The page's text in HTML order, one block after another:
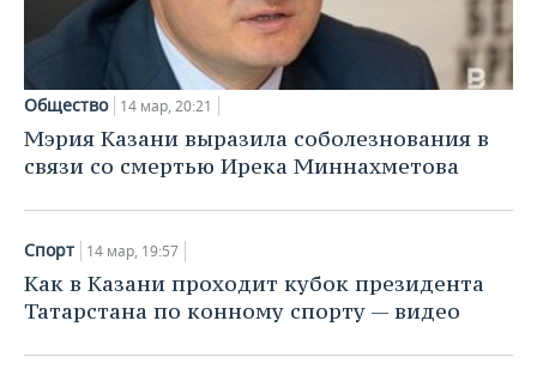
Общество 14 мар, 20:21
Мэрия Казани выразила соболезнования в
связи со смертью Ирека Миннахметова
Спорт 14 мар, 19:57
Как в Казани проходит кубок президента
Татарстана по конному спорту — видео